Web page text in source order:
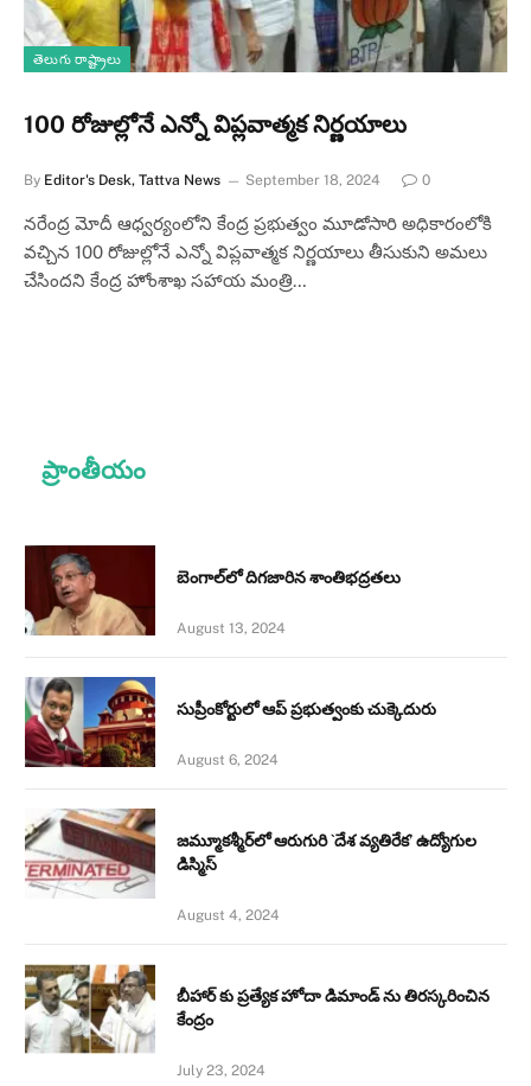
తెలుగు రాష్ట్రాలు
100 రోజుల్లోనే ఎన్నో విప్లవాత్మక నిర్ణయాలు
By Editor's Desk, Tattva News September 18, 2024 0
నరేంద్ర మోదీ ఆధ్వర్యంలోని కేంద్ర ప్రభుత్వం మూడోసారి అధికారంలోకి
వచ్చిన 100 రోజుల్లోనే ఎన్నో విప్లవాత్మక నిర్ణయాలు తీసుకుని అమలు
చేసిందని కేంద్ర హోంశాఖ సహాయ మంత్రి…
ప్రాంతీయం
బెంగాల్‌లో దిగజారిన శాంతిభద్రతలు
August 13, 2024
సుప్రీంకోర్టులో ఆప్ ప్రభుత్వంకు చుక్కెదురు
August 6, 2024
జమ్మూకశ్మీర్‌లో ఆరుగురి `దేశ వ్యతిరేక’ ఉద్యోగుల
డిస్మిస్‌
August 4, 2024
బీహార్ కు ప్రత్యేక హోదా డిమాండ్ ను తిరస్కరించిన
కేంద్రం
July 23, 2024